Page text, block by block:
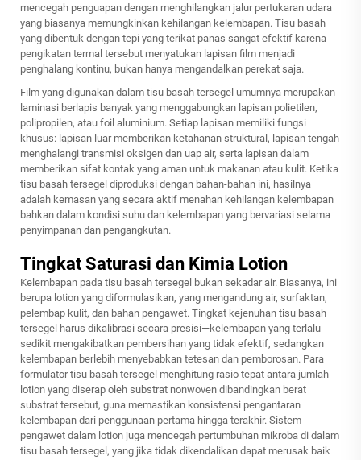
mencegah penguapan dengan menghilangkan jalur pertukaran udara
yang biasanya memungkinkan kehilangan kelembapan. Tisu basah
yang dibentuk dengan tepi yang terikat panas sangat efektif karena
pengikatan termal tersebut menyatukan lapisan film menjadi
penghalang kontinu, bukan hanya mengandalkan perekat saja.
Film yang digunakan dalam tisu basah tersegel umumnya merupakan
laminasi berlapis banyak yang menggabungkan lapisan polietilen,
polipropilen, atau foil aluminium. Setiap lapisan memiliki fungsi
khusus: lapisan luar memberikan ketahanan struktural, lapisan tengah
menghalangi transmisi oksigen dan uap air, serta lapisan dalam
memberikan sifat kontak yang aman untuk makanan atau kulit. Ketika
tisu basah tersegel diproduksi dengan bahan-bahan ini, hasilnya
adalah kemasan yang secara aktif menahan kehilangan kelembapan
bahkan dalam kondisi suhu dan kelembapan yang bervariasi selama
penyimpanan dan pengangkutan.
Tingkat Saturasi dan Kimia Lotion
Kelembapan pada tisu basah tersegel bukan sekadar air. Biasanya, ini
berupa lotion yang diformulasikan, yang mengandung air, surfaktan,
pelembap kulit, dan bahan pengawet. Tingkat kejenuhan tisu basah
tersegel harus dikalibrasi secara presisi—kelembapan yang terlalu
sedikit mengakibatkan pembersihan yang tidak efektif, sedangkan
kelembapan berlebih menyebabkan tetesan dan pemborosan. Para
formulator tisu basah tersegel menghitung rasio tepat antara jumlah
lotion yang diserap oleh substrat nonwoven dibandingkan berat
substrat tersebut, guna memastikan konsistensi pengantaran
kelembapan dari penggunaan pertama hingga terakhir. Sistem
pengawet dalam lotion juga mencegah pertumbuhan mikroba di dalam
tisu basah tersegel, yang jika tidak dikendalikan dapat merusak baik